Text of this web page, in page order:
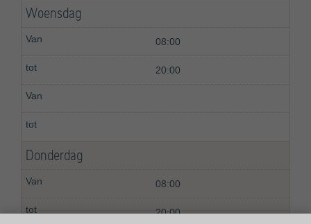
Woensdag
08:00
20:00
Donderdag
08:00
20:00